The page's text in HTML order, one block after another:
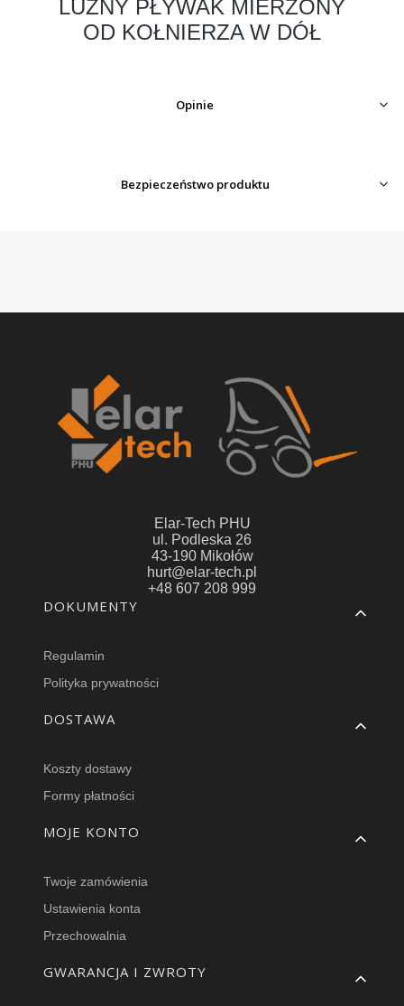
LUŹNY PŁYWAK MIERZONY
OD KOŁNIERZA W DÓŁ
Opinie
Bezpieczeństwo produktu
Elar-Tech PHU
ul. Podleska 26
43-190 Mikołów
hurt@elar-tech.pl
+48 607 208 999
Linki w stopce
DOKUMENTY
Regulamin
Polityka prywatności
DOSTAWA
Koszty dostawy
Formy płatności
MOJE KONTO
Twoje zamówienia
Ustawienia konta
Przechowalnia
GWARANCJA I ZWROTY